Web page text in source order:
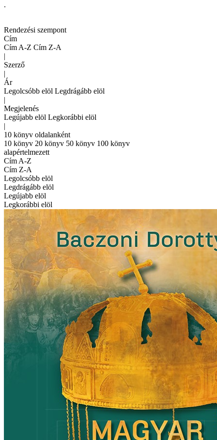
.
Rendezési szempont
Cím
Cím A-Z Cím Z-A
|
Szerző
|
Ár
Legolcsóbb elöl Legdrágább elöl
|
Megjelenés
Legújabb elöl Legkorábbi elöl
|
10 könyv oldalanként
10 könyv 20 könyv 50 könyv 100 könyv
alapértelmezett
Cím A-Z
Cím Z-A
Legolcsóbb elöl
Legdrágább elöl
Legújabb elöl
Legkorábbi elöl